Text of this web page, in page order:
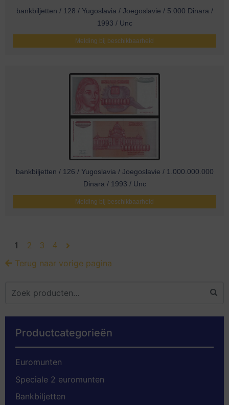
bankbiljetten / 128 / Yugoslavia / Joegoslavie / 5.000 Dinara /
1993 / Unc
Melding bij beschikbaarheid
bankbiljetten / 126 / Yugoslavia / Joegoslavie / 1.000.000.000
Dinara / 1993 / Unc
Melding bij beschikbaarheid
1 2 3 4
Terug naar vorige pagina
Productcategorieën
Euromunten
Speciale 2 euromunten
Bankbiljetten